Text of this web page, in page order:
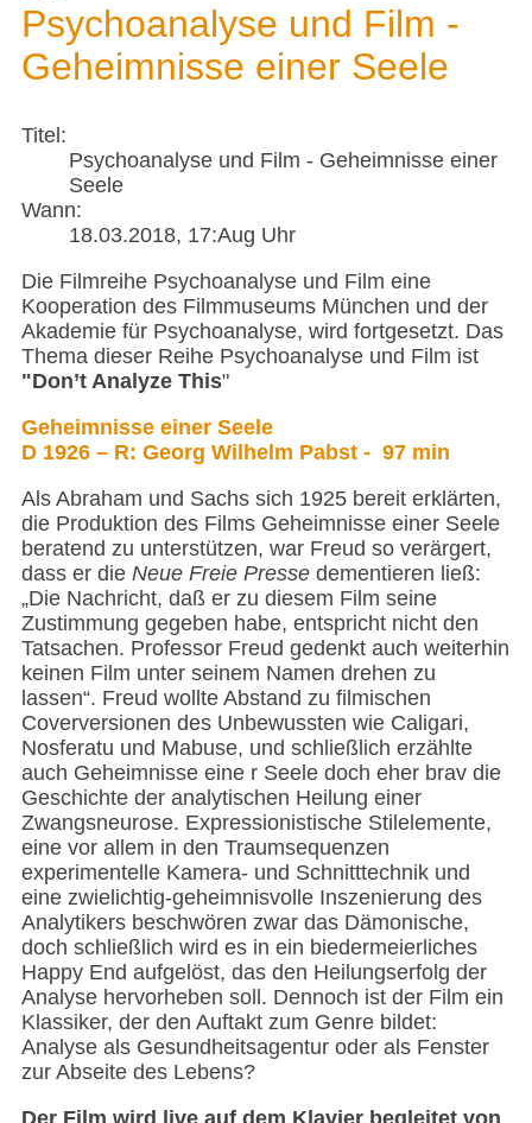
Psychoanalyse und Film -
Geheimnisse einer Seele
Titel:
Psychoanalyse und Film - Geheimnisse einer
Seele
Wann:
18.03.2018, 17:Aug Uhr
Die Filmreihe Psychoanalyse und Film eine
Kooperation des Filmmuseums München und der
Akademie für Psychoanalyse, wird fortgesetzt. Das
Thema dieser Reihe Psychoanalyse und Film ist
"Don’t Analyze This"
Geheimnisse einer Seele
D 1926 – R: Georg Wilhelm Pabst - 97 min
Als Abraham und Sachs sich 1925 bereit erklärten,
die Produktion des Films Geheimnisse einer Seele
beratend zu unterstützen, war Freud so verärgert,
dass er die Neue Freie Presse dementieren ließ:
„Die Nachricht, daß er zu diesem Film seine
Zustimmung gegeben habe, entspricht nicht den
Tatsachen. Professor Freud gedenkt auch weiterhin
keinen Film unter seinem Namen drehen zu
lassen“. Freud wollte Abstand zu filmischen
Coverversionen des Unbewussten wie Caligari,
Nosferatu und Mabuse, und schließlich erzählte
auch Geheimnisse eine r Seele doch eher brav die
Geschichte der analytischen Heilung einer
Zwangsneurose. Expressionistische Stilelemente,
eine vor allem in den Traumsequenzen
experimentelle Kamera- und Schnitttechnik und
eine zwielichtig-geheimnisvolle Inszenierung des
Analytikers beschwören zwar das Dämonische,
doch schließlich wird es in ein biedermeierliches
Happy End aufgelöst, das den Heilungserfolg der
Analyse hervorheben soll. Dennoch ist der Film ein
Klassiker, der den Auftakt zum Genre bildet:
Analyse als Gesundheitsagentur oder als Fenster
zur Abseite des Lebens?
Der Film wird live auf dem Klavier begleitet von